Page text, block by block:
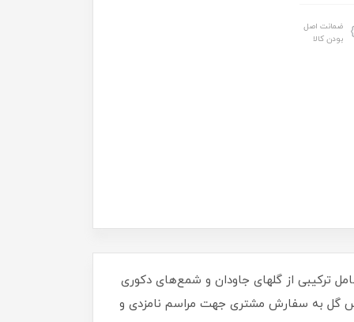
ضمانت اصل
بودن کالا
ترکیبی از گلهای جاودان و شمع‌های دکوری
گل به سفارش مشتری جهت مراسم نامزدی و